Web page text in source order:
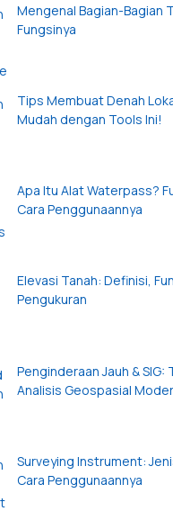
Mengenal Bagian-Bagian
Fungsinya
Tips Membuat Denah
Mudah dengan Tools Ini!
Apa Itu Alat Waterpass?
Cara Penggunaannya
Elevasi Tanah: Definisi,
Pengukuran
Penginderaan Jauh & SIG:
Analisis Geospasial
Surveying Instrument:
Cara Penggunaannya